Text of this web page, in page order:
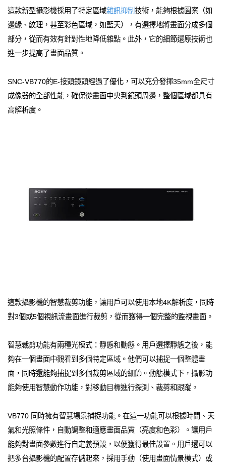
這款新型攝影機採用了特定區域雜訊抑制技術，能夠根據圖案（如
邊緣、紋理，甚至彩色區域，如藍天），有選擇地將畫面分成多個
部分，從而有效有針對性地降低雜點。此外，它的細節還原技術也
進一步提高了畫面品質。
SNC-VB770的E-接頭鏡頭經過了優化，可以充分發揮35mm全尺寸
成像器的全部性能，確保從畫面中央到鏡頭周邊，整個區域都具有
高解析度。
這款攝影機的智慧裁剪功能，讓用戶可以使用本地4K解析度，同時
對3個或5個視訊流畫面進行裁剪，從而獲得一個完整的監視畫面。
智慧裁剪功能有兩種光模式：靜態和動態。用戶選擇靜態之後，能
夠在一個畫面中觀看到多個特定區域。他們可以捕捉一個整體畫
面，同時還能夠捕捉到多個裁剪區域的細節。動態模式下，攝影功
能夠使用智慧動作功能，對移動目標進行探測、裁剪和跟蹤。
VB770 同時擁有智慧場景捕捉功能。在這一功能可以根據時間、天
氣和光照條件，自動調整和適應畫面品質（亮度和色彩）。讓用戶
能夠對畫面參數進行自定義預設，以便獲得最佳設置。用戶還可以
把多台攝影機的配置存儲起來，採用手動（使用畫面情景模式）或